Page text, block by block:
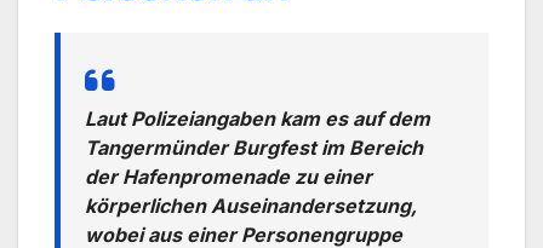
Laut Polizeiangaben kam es auf dem
Tangermünder Burgfest im Bereich
der Hafenpromenade zu einer
körperlichen Auseinandersetzung,
wobei aus einer Personengruppe